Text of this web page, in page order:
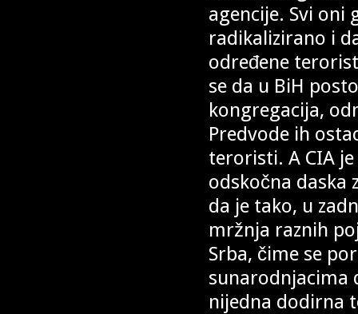
agencije. Svi
radikalizirano i
određene
se da u BiH
kongregacija,
Predvode ih
teroristi. A CIA
odskočna daska
da je tako, u
mržnja raznih
Srba, čime se
sunarodnjacima
nijedna dodirna